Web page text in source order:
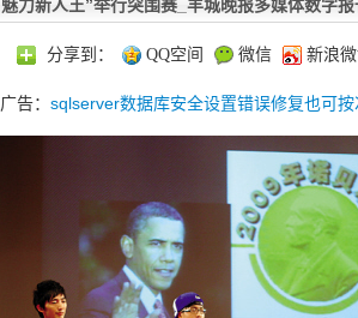
魅力新人王”举行突围赛_羊城晚报多媒体数字
分享到： QQ空间 微信 新浪
广告： sqlserver数据库安全设置错误修复也可按